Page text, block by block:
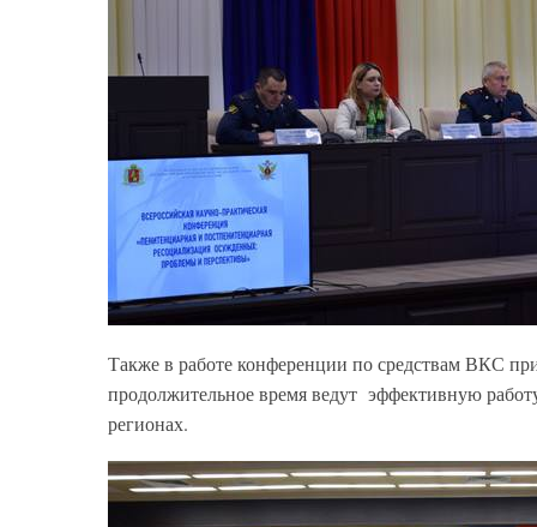
Также в работе конференции по средствам ВКС
продолжительное время ведут эффективную
регионах.